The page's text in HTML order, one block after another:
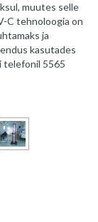
muutes selle
C tehnoloogia on
ja
kasutades
telefonil 5565